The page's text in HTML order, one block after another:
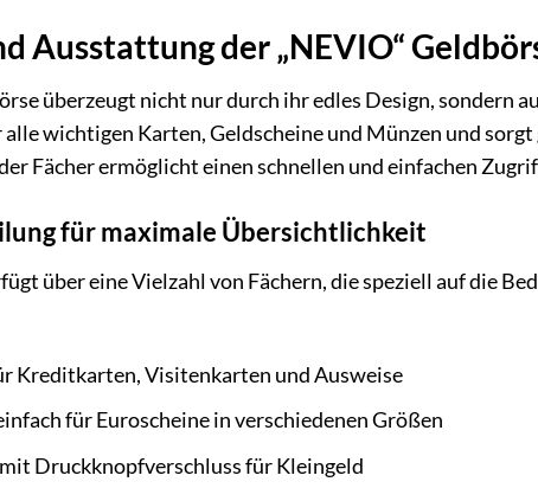
Ausstattung der „NEVIO“
überzeugt nicht nur durch ihr edles Design, sondern
wichtigen Karten, Geldscheine und Münzen und
Fächer ermöglicht einen schnellen und einfachen
für maximale Übersichtlichkeit
über eine Vielzahl von Fächern, die speziell auf die
Kreditkarten, Visitenkarten und Ausweise
für Euroscheine in verschiedenen Größen
Druckknopfverschluss für Kleingeld